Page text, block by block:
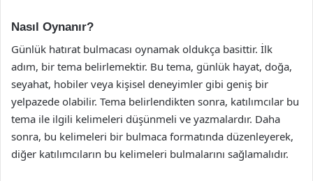
Nasıl Oynanır?
Günlük hatırat bulmacası oynamak oldukça basittir. İlk
adım, bir tema belirlemektir. Bu tema, günlük hayat, doğa,
seyahat, hobiler veya kişisel deneyimler gibi geniş bir
yelpazede olabilir. Tema belirlendikten sonra, katılımcılar bu
tema ile ilgili kelimeleri düşünmeli ve yazmalardır. Daha
sonra, bu kelimeleri bir bulmaca formatında düzenleyerek,
diğer katılımcıların bu kelimeleri bulmalarını sağlamalıdır.